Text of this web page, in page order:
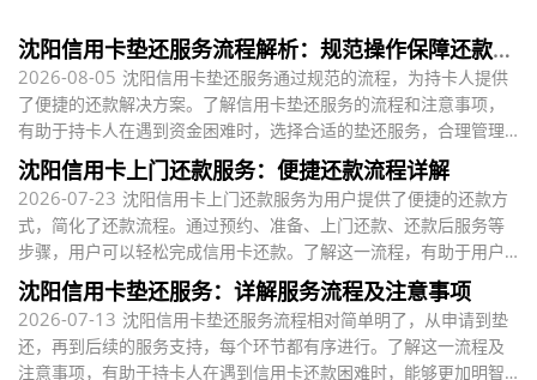
沈阳信用卡垫还服务流程解析：规范操作保障还款便
捷
2026-08-05 沈阳信用卡垫还服务通过规范的流程，为持卡人提供
了便捷的还款解决方案。了解信用卡垫还服务的流程和注意事项，
有助于持卡人在遇到资金困难时，选择合适的垫还服务，合理管理
个人财务，维护良好的信用记录。
沈阳信用卡上门还款服务：便捷还款流程详解
2026-07-23 沈阳信用卡上门还款服务为用户提供了便捷的还款方
式，简化了还款流程。通过预约、准备、上门还款、还款后服务等
步骤，用户可以轻松完成信用卡还款。了解这一流程，有助于用户
更好地利用这一服务
沈阳信用卡垫还服务：详解服务流程及注意事项
2026-07-13 沈阳信用卡垫还服务流程相对简单明了，从申请到垫
还，再到后续的服务支持，每个环节都有序进行。了解这一流程及
注意事项，有助于持卡人在遇到信用卡还款困难时，能够更加明智